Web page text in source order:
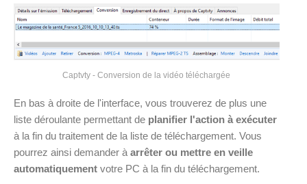
Captvty - Conversion de la vidéo téléchargée
En bas à droite de l'interface, vous trouverez de plus une
liste déroulante permettant de planifier l'action à exécuter
à la fin du traitement de la liste de téléchargement. Vous
pourrez ainsi demander à arrêter ou mettre en veille
automatiquement votre PC à la fin du téléchargement.